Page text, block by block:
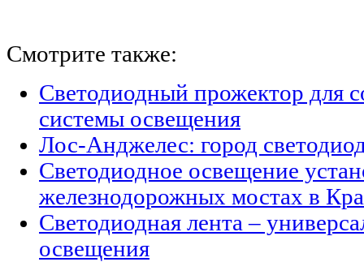
Смотрите также:
Светодиодный прожектор для
системы освещения
Лос-Анджелес: город
Светодиодное освещение
железнодорожных мостах в
Светодиодная лента –
освещения